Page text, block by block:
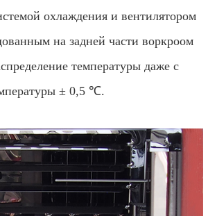
охлаждения и вентилятором
на задней части воркроом
температуры даже с
± 0,5 ℃.